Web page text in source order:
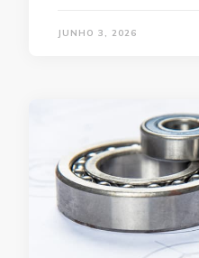
JUNHO 3, 2026